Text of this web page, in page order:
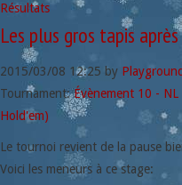
Résultats
Les plus gros tapis
2015/03/08 12:25 by
Tournament:Évènement 10 -
Hold'em)
Le tournoi revient de la pause
Voici les meneurs à ce stage: